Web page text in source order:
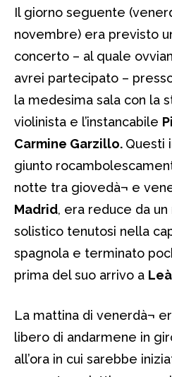
Il giorno seguente
novembre) era previsto
concerto – al quale
avrei partecipato –
la medesima sala con la
violinista e l’instancabile
Carmine Garzillo. Questi
giunto
notte tra giovedà¬ e
Madrid, era reduce da
solistico tenutosi nella
spagnola e terminato
prima del suo arrivo a
La mattina di venerdà¬
libero di andarmene in
all’ora in cui sarebbe